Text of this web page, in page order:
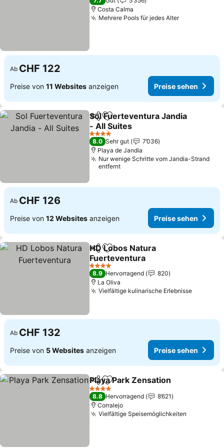
Costa Calma
Mehrere Pools für jedes AlterPreise
Ab CHF 122
Preise von 11 Websites anzeigen Preise sehen
TeilenZu Favoriten hinzufügen
Sol Fuerteventura Jandia
- All Suites
Preise sehen
4 Sterne
8.0 Sehr gut
7’036
Playa de Jandia
Nur wenige Schritte vom Jandia-Strand
entfernt
Ab CHF 126
Preise von 12 Websites anzeigen Preise sehen
TeilenZu Favoriten hinzufügen
HD Lobos Natura
Fuerteventura
Preise sehen
4 Sterne
8.9 Hervorragend
820
La Oliva
Vielfältige kulinarische ErlebnissePreise
Ab CHF 132
Preise von 5 Websites anzeigen Preise sehen
TeilenZu Favoriten hinzufügen
Playa Park Zensation
4 Sterne
8.8 Hervorragend
8’621
Corralejo
Vielfältige Speisemöglichkeiten